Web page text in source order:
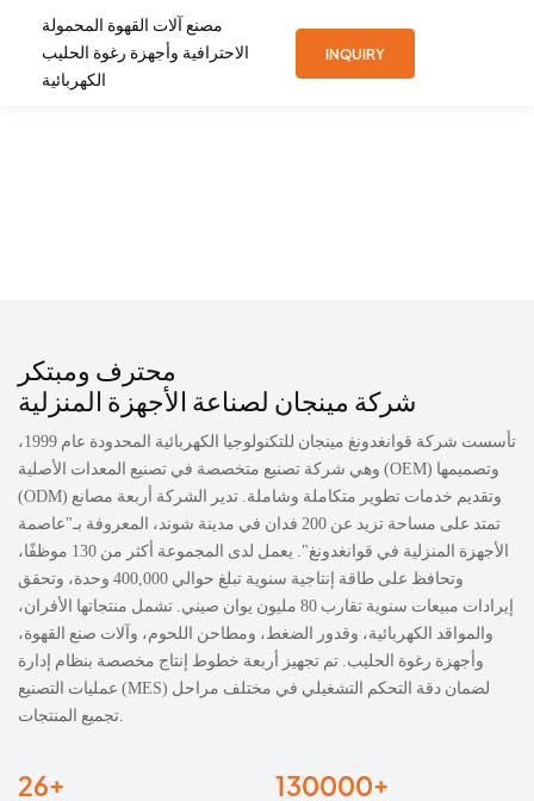
مصنع آلات القهوة المحمولة
الاحترافية وأجهزة رغوة الحليب
الكهربائية
INQUIRY
محترف ومبتكر
شركة مينجان لصناعة الأجهزة المنزلية
تأسست شركة قوانغدونغ مينجان للتكنولوجيا الكهربائية المحدودة عام 1999،
وهي شركة تصنيع متخصصة في تصنيع المعدات الأصلية (OEM) وتصميمها
(ODM) وتقديم خدمات تطوير متكاملة وشاملة. تدير الشركة أربعة مصانع
تمتد على مساحة تزيد عن 200 فدان في مدينة شوند، المعروفة بـ"عاصمة
الأجهزة المنزلية في قوانغدونغ". يعمل لدى المجموعة أكثر من 130 موظفًا،
وتحافظ على طاقة إنتاجية سنوية تبلغ حوالي 400,000 وحدة، وتحقق
إيرادات مبيعات سنوية تقارب 80 مليون يوان صيني. تشمل منتجاتها الأفران،
والمواقد الكهربائية، وقدور الضغط، ومطاحن اللحوم، وآلات صنع القهوة،
وأجهزة رغوة الحليب. تم تجهيز أربعة خطوط إنتاج مخصصة بنظام إدارة
عمليات التصنيع (MES) لضمان دقة التحكم التشغيلي في مختلف مراحل
26+ 130000+